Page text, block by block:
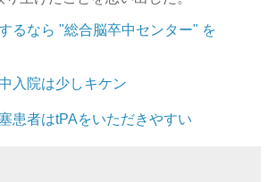
るなら "総合脳卒中センター" を
入院は少しキケン
患者はtPAをいただきやすい